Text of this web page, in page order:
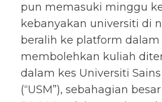
pun memasuki minggu
kebanyakan universiti di
beralih ke platform
membolehkan kuliah
dalam kes Universiti
(“USM”), sebahagian